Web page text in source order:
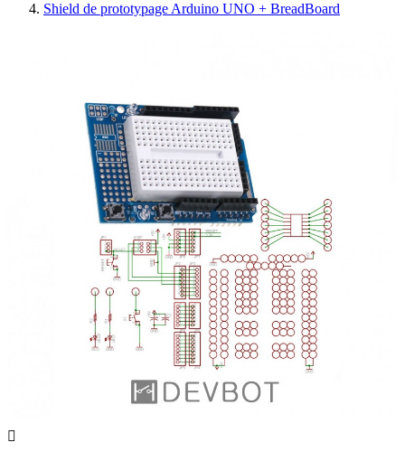
Shield de prototypage Arduino UNO + BreadBoard
